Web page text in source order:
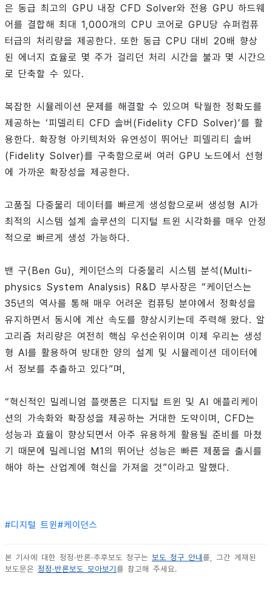
은 동급 최고의 GPU 내장 CFD Solver와 전용 GPU 하드웨
어를 결합해 최대 1,000개의 CPU 코어로 GPU당 슈퍼컴퓨
터급의 처리량을 제공한다. 또한 동급 CPU 대비 20배 향상
된 에너지 효율로 몇 주가 걸리던 처리 시간을 불과 몇 시간으
로 단축할 수 있다.
복잡한 시뮬레이션 문제를 해결할 수 있으며 탁월한 정확도를
제공하는 ‘피델리티 CFD 솔버(Fidelity CFD Solver)’를 활
용한다. 확장형 아키텍처와 유연성이 뛰어난 피델리티 솔버
(Fidelity Solver)를 구축함으로써 여러 GPU 노드에서 선형
에 가까운 확장성을 제공한다.
고품질 다중물리 데이터를 빠르게 생성함으로써 생성형 AI가
최적의 시스템 설계 솔루션의 디지털 트윈 시각화를 매우 안정
적으로 빠르게 생성 가능하다.
밴 구(Ben Gu), 케이던스의 다중물리 시스템 분석(Multi-
physics System Analysis) R&D 부사장은 “케이던스는
35년의 역사를 통해 매우 어려운 컴퓨팅 분야에서 정확성을
유지하면서 동시에 계산 속도를 향상시키는데 주력해 왔다. 알
고리즘 처리량은 여전히 핵심 우선순위이며 이제 우리는 생성
형 AI를 활용하여 방대한 양의 설계 및 시뮬레이션 데이터에
서 정보를 추출하고 있다”며,
“혁신적인 밀레니엄 플랫폼은 디지털 트윈 및 AI 애플리케이
션의 가속화와 확장성을 제공하는 거대한 도약이며, CFD는
성능과 효율이 향상되면서 아주 유용하게 활용될 준비를 마쳤
기 때문에 밀레니엄 M1의 뛰어난 성능은 빠른 제품을 출시를
해야 하는 산업계에 혁신을 가져올 것”이라고 말했다.
#디지털 트윈#케이던스
본 기사에 대한 정정·반론·추후보도 청구는 보도 청구 안내 를, 그간 게재된
보도문은 정정·반론보도 모아보기 를 참고해 주세요.